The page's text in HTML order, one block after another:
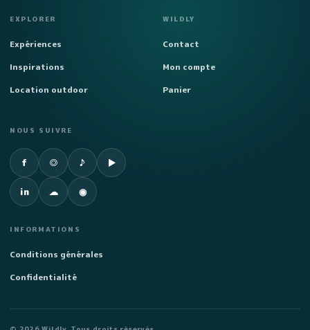
EXPLORER
Expériences
Inspirations
Location outdoor
WILDLY
Contact
Mon compte
Panier
NOUS SUIVRE
f
Facebook◎
Instagram♪
TikTok ▶
YouTube
in
LinkedIn ☁
SoundCloud
◉
Spotify
INFORMATIONS
Conditions générales
Confidentialité